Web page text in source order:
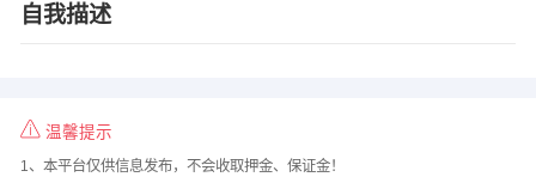
自我描述
温馨提示
1、本平台仅供信息发布，不会收取押金、保证金！